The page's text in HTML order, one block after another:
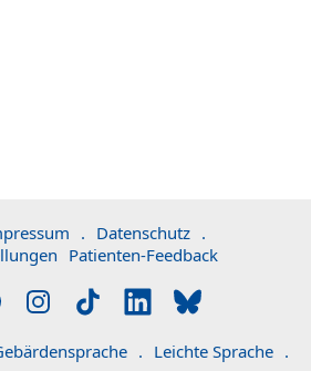
. Datenschutz .
Patienten-Feedback
. Leichte Sprache .